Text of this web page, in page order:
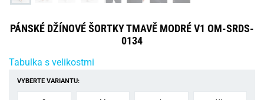
PÁNSKÉ DŽÍNOVÉ ŠORTKY TMAVĚ MODRÉ V1 OM-SRDS-
0134
Tabulka s velikostmi
VYBERTE VARIANTU: